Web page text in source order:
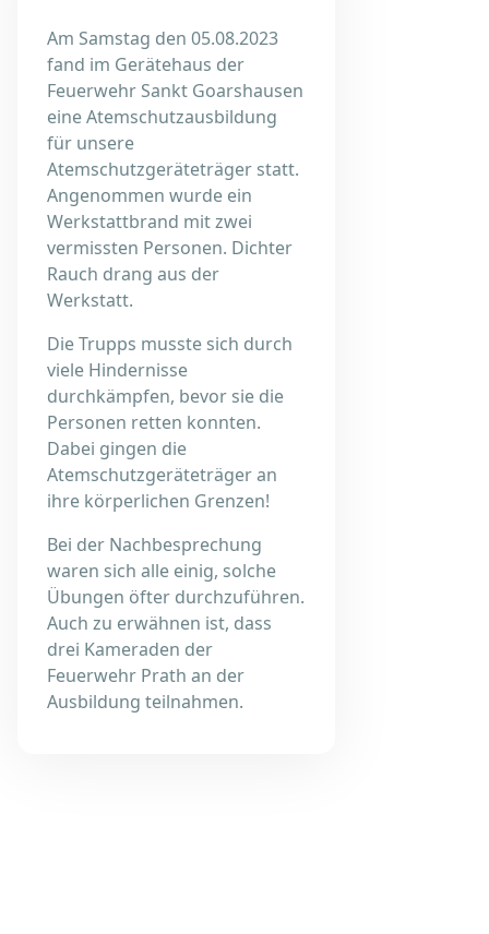
Am Samstag den 05.08.2023
fand im Gerätehaus der
Feuerwehr Sankt Goarshausen
eine Atemschutzausbildung
für unsere
Atemschutzgeräteträger statt.
Angenommen wurde ein
Werkstattbrand mit zwei
vermissten Personen. Dichter
Rauch drang aus der
Werkstatt.
Die Trupps musste sich durch
viele Hindernisse
durchkämpfen, bevor sie die
Personen retten konnten.
Dabei gingen die
Atemschutzgeräteträger an
ihre körperlichen Grenzen!
Bei der Nachbesprechung
waren sich alle einig, solche
Übungen öfter durchzuführen.
Auch zu erwähnen ist, dass
drei Kameraden der
Feuerwehr Prath an der
Ausbildung teilnahmen.